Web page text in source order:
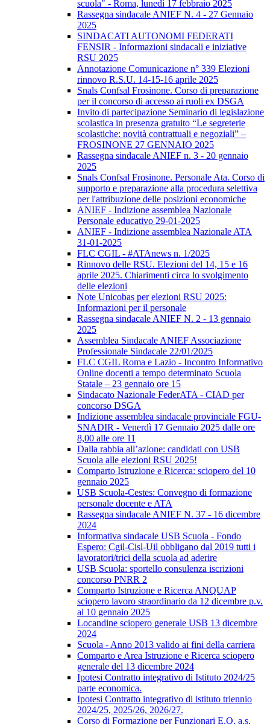
scuola" - Roma, lunedì 17 febbraio 2025
Rassegna sindacale ANIEF N. 4 - 27 Gennaio
2025
SINDACATI AUTONOMI FEDERATI
FENSIR - Informazioni sindacali e iniziative
RSU 2025
Annotazione Comunicazione n° 339 Elezioni
rinnovo R.S.U. 14-15-16 aprile 2025
Snals Confsal Frosinone. Corso di preparazione
per il concorso di accesso ai ruoli ex DSGA
Invito di partecipazione Seminario di legislazione
scolastica in presenza gratuito “Le segreterie
scolastiche: novità contrattuali e negoziali” –
FROSINONE 27 GENNAIO 2025
Rassegna sindacale ANIEF n. 3 - 20 gennaio
2025
Snals Confsal Frosinone. Personale Ata. Corso di
supporto e preparazione alla procedura selettiva
per l'attribuzione delle posizioni economiche
ANIEF - Indizione assemblea Nazionale
Personale educativo 29-01-2025
ANIEF - Indizione assemblea Nazionale ATA
31-01-2025
FLC CGIL - #ATAnews n. 1/2025
Rinnovo delle RSU. Elezioni del 14, 15 e 16
aprile 2025. Chiarimenti circa lo svolgimento
delle elezioni
Note Unicobas per elezioni RSU 2025:
Informazioni per il personale
Rassegna sindacale ANIEF N. 2 - 13 gennaio
2025
Assemblea Sindacale ANIEF Associazione
Professionale Sindacale 22/01/2025
FLC CGIL Roma e Lazio - Incontro Informativo
Online docenti a tempo determinato Scuola
Statale – 23 gennaio ore 15
Sindacato Nazionale FederATA - CIAD per
concorso DSGA
Indizione assemblea sindacale provinciale FGU-
SNADIR - Venerdì 17 Gennaio 2025 dalle ore
8,00 alle ore 11
Dalla rabbia all’azione: candidati con USB
Scuola alle elezioni RSU 2025!
Comparto Istruzione e Ricerca: sciopero del 10
gennaio 2025
USB Scuola-Cestes: Convegno di formazione
personale docente e ATA
Rassegna sindacale ANIEF N. 37 - 16 dicembre
2024
Informativa sindacale USB Scuola - Fondo
Espero: Cgil-Cisl-Uil obbligano dal 2019 tutti i
lavoratori/trici della scuola ad aderire
USB Scuola: sportello consulenza iscrizioni
concorso PNRR 2
Comparto Istruzione e Ricerca ANQUAP
sciopero lavoro straordinario da 12 dicembre p.v.
al 10 gennaio 2025
Locandine sciopero generale USB 13 dicembre
2024
Scuola - Anno 2013 valido ai fini della carriera
Comparto e Area Istruzione e Ricerca sciopero
generale del 13 dicembre 2024
Ipotesi Contratto integrativo di Istituto 2024/25
parte economica.
Ipotesi Contratto integrativo di istituto triennio
2024/25, 2025/26, 2026/27.
Corso di Formazione per Funzionari E.Q. a.s.